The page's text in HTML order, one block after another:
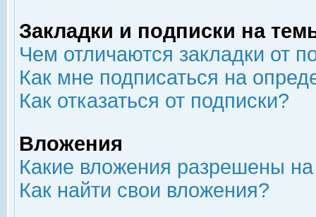
Закладки и подписки на
Чем отличаются закладки от
Как мне подписаться на
Как отказаться от подписки?
Вложения
Какие вложения разрешены
Как найти свои вложения?